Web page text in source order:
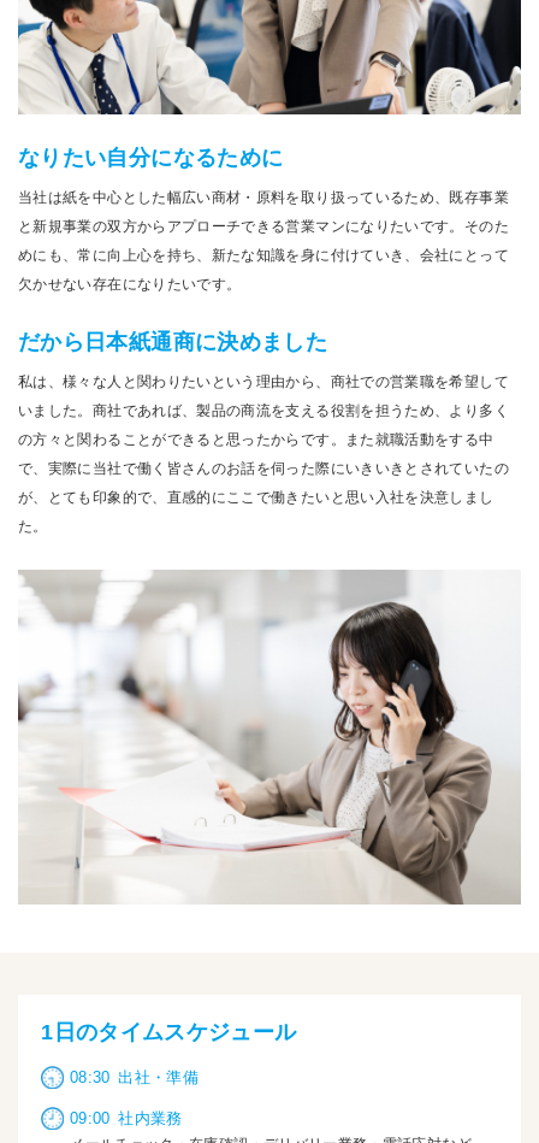
なりたい自分になるために
当社は紙を中心とした幅広い商材・原料を取り扱っているため、既存事業
と新規事業の双方からアプローチできる営業マンになりたいです。そのた
めにも、常に向上心を持ち、新たな知識を身に付けていき、会社にとって
欠かせない存在になりたいです。
だから日本紙通商に決めました
私は、様々な人と関わりたいという理由から、商社での営業職を希望して
いました。商社であれば、製品の商流を支える役割を担うため、より多く
の方々と関わることができると思ったからです。また就職活動をする中
で、実際に当社で働く皆さんのお話を伺った際にいきいきとされていたの
が、とても印象的で、直感的にここで働きたいと思い入社を決意しまし
た。
1日のタイムスケジュール
08:30 出社・準備
09:00 社内業務